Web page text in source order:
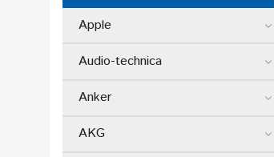
Apple
Audio-technica
Anker
AKG